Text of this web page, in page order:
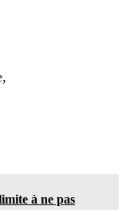
à ne pas